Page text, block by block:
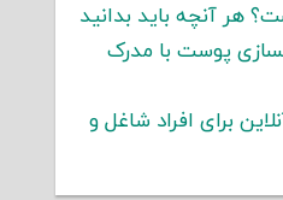
هر آنچه باید بدانید
پوست با مدرک
برای افراد شاغل و